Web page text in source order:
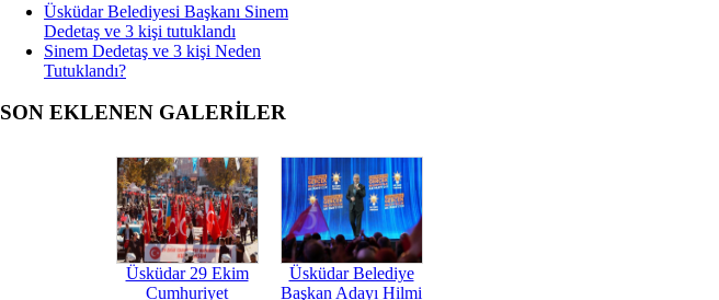
Üsküdar Belediyesi Başkanı Sinem
Dedetaş ve 3 kişi tutuklandı
Sinem Dedetaş ve 3 kişi Neden
Tutuklandı?
SON EKLENEN GALERİLER
Üsküdar 29 Ekim
Cumhuriyet
Üsküdar Belediye
Başkan Adayı Hilmi